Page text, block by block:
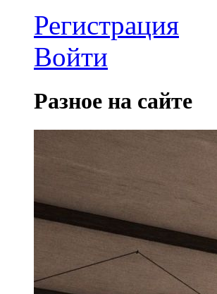
Регистрация
Войти
Разное на сайте